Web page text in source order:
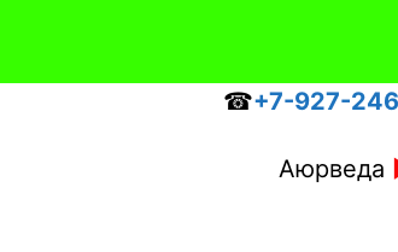
☎+7-927-
Аюрведа